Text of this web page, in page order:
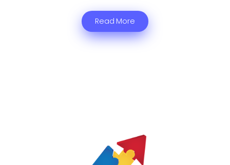
Read More